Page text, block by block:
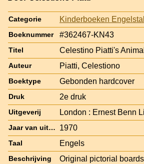
Categorie Kinderboeken
Boeknummer #362467-KN43
Titel Celestino Piatti's
Auteur Piatti, Celestiono
Boektype Gebonden hardcover
Druk 2e druk
Uitgeverij London : Ernest Benn
Jaar van uitgave 1970
Taal Engels
Beschrijving
Original pictorial